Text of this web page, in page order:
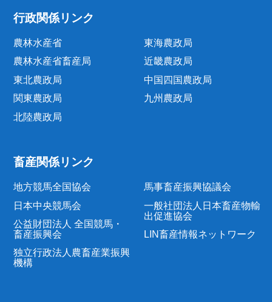
行政関係リンク
農林水産省
農林水産省畜産局
東北農政局
関東農政局
北陸農政局
東海農政局
近畿農政局
中国四国農政局
九州農政局
畜産関係リンク
地方競馬全国協会
日本中央競馬会
公益財団法人 全国競馬・
畜産振興会
独立行政法人農畜産業振興
機構
馬事畜産振興協議会
一般社団法人日本畜産物輸
出促進協会
LIN畜産情報ネットワーク